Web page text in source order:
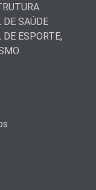
SAÚDE
ESPORTE,